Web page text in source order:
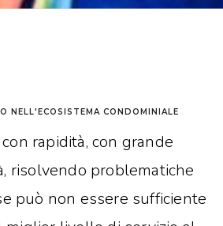
NELL'ECOSISTEMA CONDOMINIALE
rapidità, con grande
risolvendo problematiche
può non essere sufficiente